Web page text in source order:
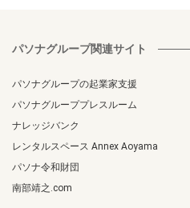
パソナグループ関連サイト
パソナグループの起業家支援
パソナグループプレスルーム
ナレッジバンク
レンタルスペース Annex Aoyama
パソナ令和財団
南部靖之.com